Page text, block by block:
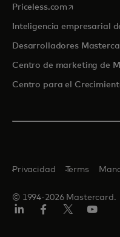
Priceless.com se abre en
Inteligencia empresarial
Desarrolladores
Centro de marketing de
Centro para el
© 1994-2026 Mastercard.
Privacidad Terms